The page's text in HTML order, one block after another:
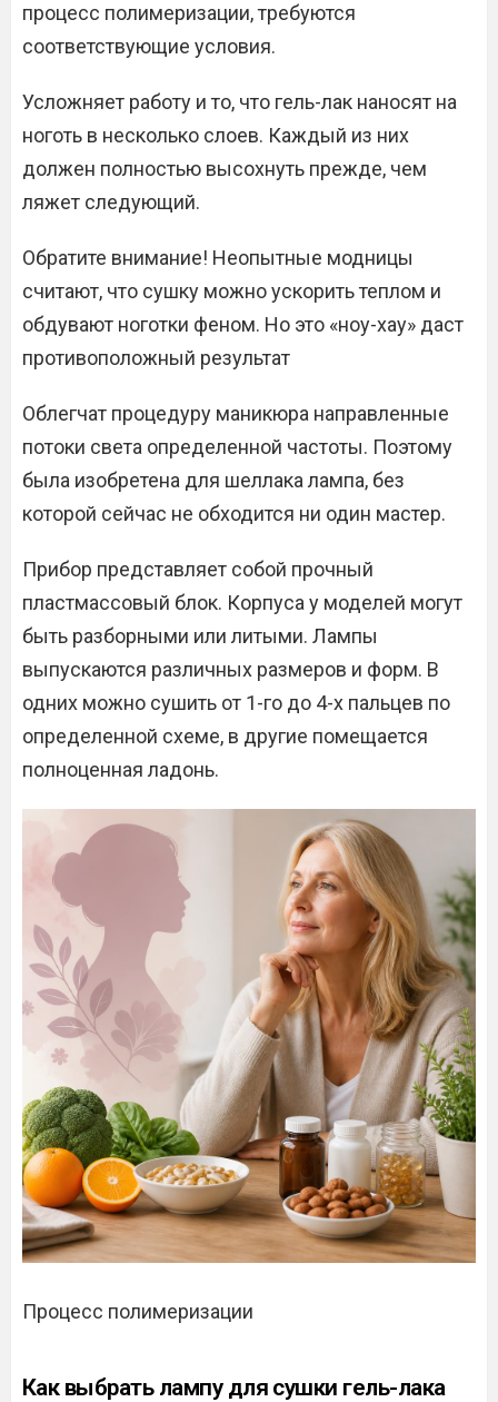
процесс полимеризации, требуются
соответствующие условия.
Усложняет работу и то, что гель-лак наносят на
ноготь в несколько слоев. Каждый из них
должен полностью высохнуть прежде, чем
ляжет следующий.
Обратите внимание! Неопытные модницы
считают, что сушку можно ускорить теплом и
обдувают ноготки феном. Но это «ноу-хау» даст
противоположный результат
Облегчат процедуру маникюра направленные
потоки света определенной частоты. Поэтому
была изобретена для шеллака лампа, без
которой сейчас не обходится ни один мастер.
Прибор представляет собой прочный
пластмассовый блок. Корпуса у моделей могут
быть разборными или литыми. Лампы
выпускаются различных размеров и форм. В
одних можно сушить от 1-го до 4-х пальцев по
определенной схеме, в другие помещается
полноценная ладонь.
Процесс полимеризации
Как выбрать лампу для сушки гель-лака